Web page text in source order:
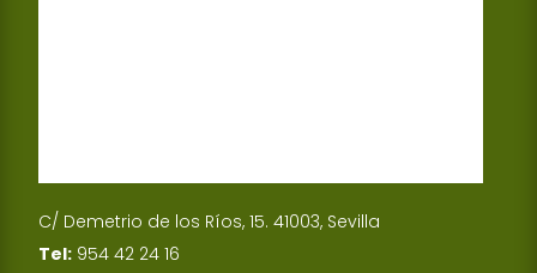
C/ Demetrio de los Ríos, 15. 41003, Sevilla
Tel: 954 42 24 16